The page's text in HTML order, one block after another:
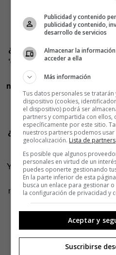
permite acabar de
cosas que, casi siempre,
¿Realmente es tan malo
‘estado de bienestar’ esté
que se había planteado?
negativas del hecho de que
a la que estábamos
seriamente
¿Es mala suerte que nos
pensar,
Yo sueño con que, acaso,
tenemos ahora, con sus
nueva forma de trabajar, de
mejor de lo que
Publicidad y contenido
publicidad y contenido,
desarrollo de servicios
Almacenar la
acceder a ella
Más información
Tus datos personales se
dispositivo (cookies,
el dispositivo) podrá ser
partners y compartida con ellos,
específicamente por este sitio.
nuestros partners podemos
geolocalización. Lista de partners
Es posible que algunos
personales en virtud de un
puedes oponerte gestionando
En la parte inferior de esta
busca un enlace para gestionar
la configuración de privacidad y
Aceptar y
Suscribirse